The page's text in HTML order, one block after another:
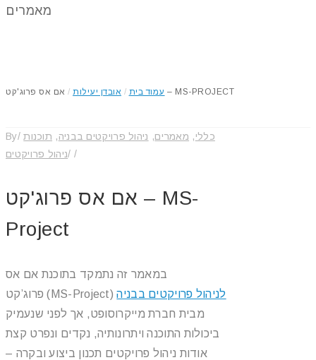
מאמרים
עמוד בית / אובדן יעילות / אם אס פרוג'קט – MS-PROJECT
By/ כללי, מאמרים, ניהול פרויקטים בבניה, תוכנות
ניהול פרויקטים/ /
אם אס פרוג'קט – MS-
Project
במאמר זה נתמקד בתוכנת אם אס
פרוג’קט (MS-Project)לניהול פרויקטים בבניה
מבית חברת מייקרוסופט, אך לפני שנעמיק
ביכולות התוכנה ויתרונותיה, נקדים ונפרט קצת
אודות ניהול פרויקטים תכנון ביצוע ובקרה –